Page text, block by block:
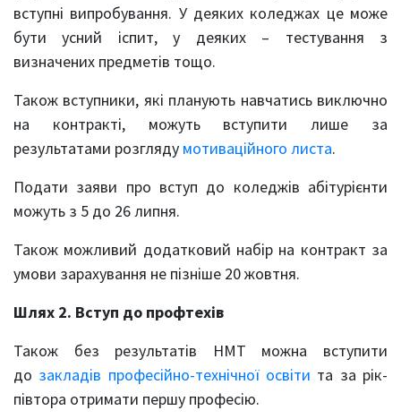
вступні випробування. У деяких коледжах це може
бути усний іспит, у деяких – тестування з
визначених предметів тощо.
Також вступники, які планують навчатись виключно
на контракті, можуть вступити лише за
результатами розгляду мотиваційного листа.
Подати заяви про вступ до коледжів абітурієнти
можуть з 5 до 26 липня.
Також можливий додатковий набір на контракт за
умови зарахування не пізніше 20 жовтня.
Шлях 2. Вступ до профтехів
Також без результатів НМТ можна вступити
до закладів професійно-технічної освіти та за рік-
півтора отримати першу професію.